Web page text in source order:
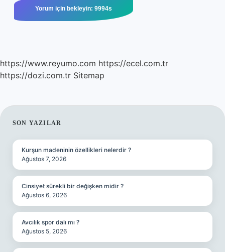
https://www.reyumo.com https://ecel.com.tr
https://dozi.com.tr Sitemap
SIDEBAR
SON YAZILAR
Kurşun madeninin özellikleri nelerdir ?
Ağustos 7, 2026
Cinsiyet sürekli bir değişken midir ?
Ağustos 6, 2026
Avcılık spor dalı mı ?
Ağustos 5, 2026